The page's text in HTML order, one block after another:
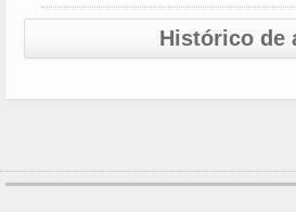
Histórico de